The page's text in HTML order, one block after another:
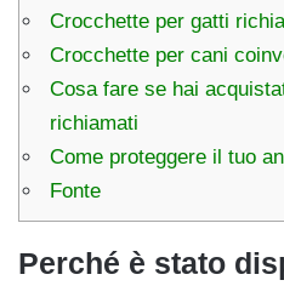
Crocchette per gatti
Crocchette per cani
Cosa fare se hai
richiamati
Come proteggere il tuo
Fonte
Perché è stato